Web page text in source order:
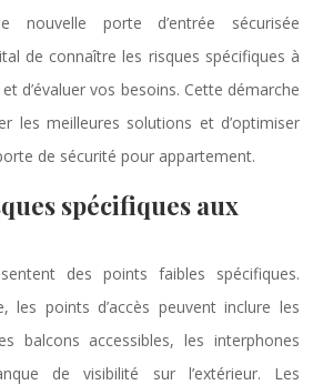
nouvelle porte d’entrée sécurisée
de connaître les risques spécifiques à
d’évaluer vos besoins. Cette démarche
les meilleures solutions et d’optimiser
de sécurité pour appartement.
spécifiques aux
des points faibles spécifiques.
les points d’accès peuvent inclure les
balcons accessibles, les interphones
de visibilité sur l’extérieur. Les